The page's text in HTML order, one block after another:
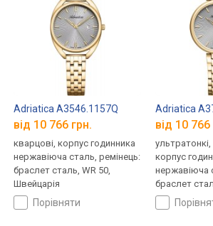
Adriatica A3546.1157Q
від 10 766 грн.
кварцові, корпус годинника
нержавіюча сталь, ремінець:
браслет сталь, WR 50,
Швейцарія
порівняти
Adriatica
від 10 766
корпус
нержавіюча
браслет
Швейцарія